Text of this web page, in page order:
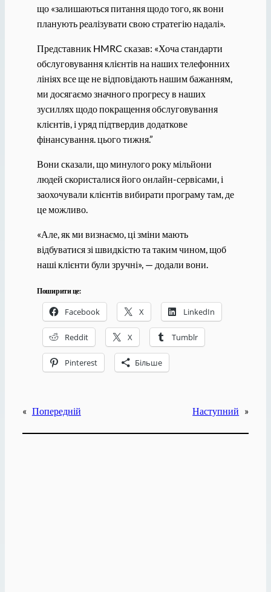
що «залишаються питання щодо того, як вони
планують реалізувати свою стратегію надалі».
Представник HMRC сказав: «Хоча стандарти
обслуговування клієнтів на наших телефонних
лініях все ще не відповідають нашим бажанням,
ми досягаємо значного прогресу в наших
зусиллях щодо покращення обслуговування
клієнтів, і уряд підтвердив додаткове
фінансування. цього тижня.”
Вони сказали, що минулого року мільйони
людей скористалися його онлайн-сервісами, і
заохочували клієнтів вибирати програму там, де
це можливо.
«Але, як ми визнаємо, ці зміни мають
відбуватися зі швидкістю та таким чином, щоб
наші клієнти були зручні», — додали вони.
Поширити це:
Facebook X LinkedIn
Reddit X Tumblr
Pinterest Більше
« Попередній Наступний »